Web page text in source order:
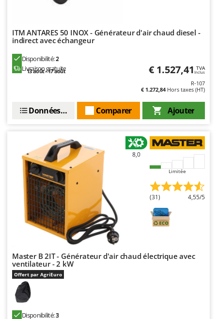
Officine Savioli
Olix
Omas
Oriental Koshin
Palazzetti
Palumbo Pavi
Partisani
Paterlini
Philips
Pramac
Prismafood
R
R.G.V.
Rato
Reber
ITM ANTARES 50 INOX - Générateur d'air chaud diesel -
indirect avec échangeur
Disponibilité:2
Livraison gratuite
13 août - 17 août € 1.527,41 TVA
Inclus
R-107
€ 1.272,84Hors taxes (HT)
Ajouter
Comparer
Données techniques
8,0
Limitée
(31) 4,55/5
Master B 2IT - Générateur d'air chaud électrique avec
ventilateur - 2 kW
Offert par AgriEuro
Disponibilité:3